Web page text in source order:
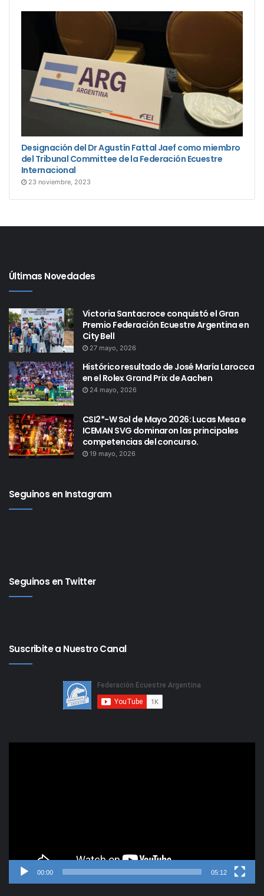
Designación del Dr Agustín Fattal Jaef como miembro
del Tribunal Committee de la Federación Ecuestre
Internacional
23 noviembre, 2023
Últimas Novedades
Victoria Santacroce conquistó el Gran
Premio Federación Ecuestre Argentina en
City Bell
27 mayo, 2026
Histórico resultado de José María Larocca
en el Rolex Grand Prix de Aachen
24 mayo, 2026
CSI2*-W Sol de Mayo 2026: Lucas Mesa e
ICEMAN SVG dominaron las principales
competencias del concurso.
19 mayo, 2026
Seguinos en Instagram
Seguinos en Twitter
Suscribite a Nuestro Canal
00:00 05:12